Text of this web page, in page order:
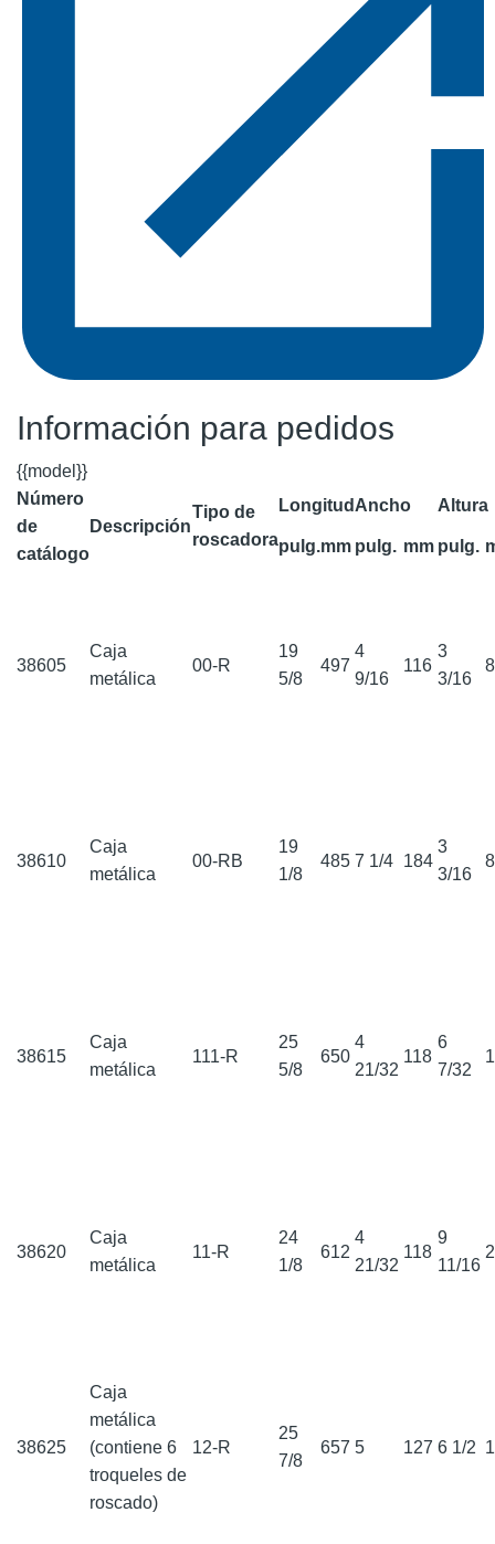
Información para pedidos
{{model}}
Número
de
catálogo
Descripción
Tipo de
roscadora
Longitud Ancho Altura
pulg.mm pulg. mm pulg.
38605
Caja
metálica
00-R
19
5/8
497
4
9/16
116
3
3/16
38610
Caja
metálica
00-RB
19
1/8
485 7 1/4 184
3
3/16
38615
Caja
metálica
111-R
25
5/8
650
4
21/32
118
6
7/32
38620
Caja
metálica
11-R
24
1/8
612
4
21/32
118
9
11/16
38625
Caja
metálica
(contiene 6
troqueles de
roscado)
12-R
25
7/8
657 5 127 6 1/2